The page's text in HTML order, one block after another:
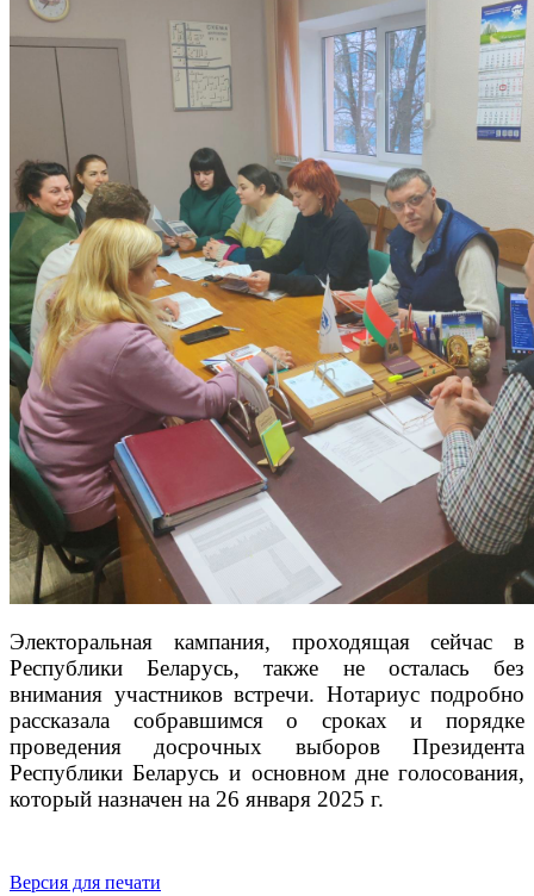
Электоральная кампания, проходящая сейчас в
Республики Беларусь, также не осталась без
внимания участников встречи. Нотариус подробно
рассказала собравшимся о сроках и порядке
проведения досрочных выборов Президента
Республики Беларусь и основном дне голосования,
который назначен на 26 января 2025 г.
Версия для печати